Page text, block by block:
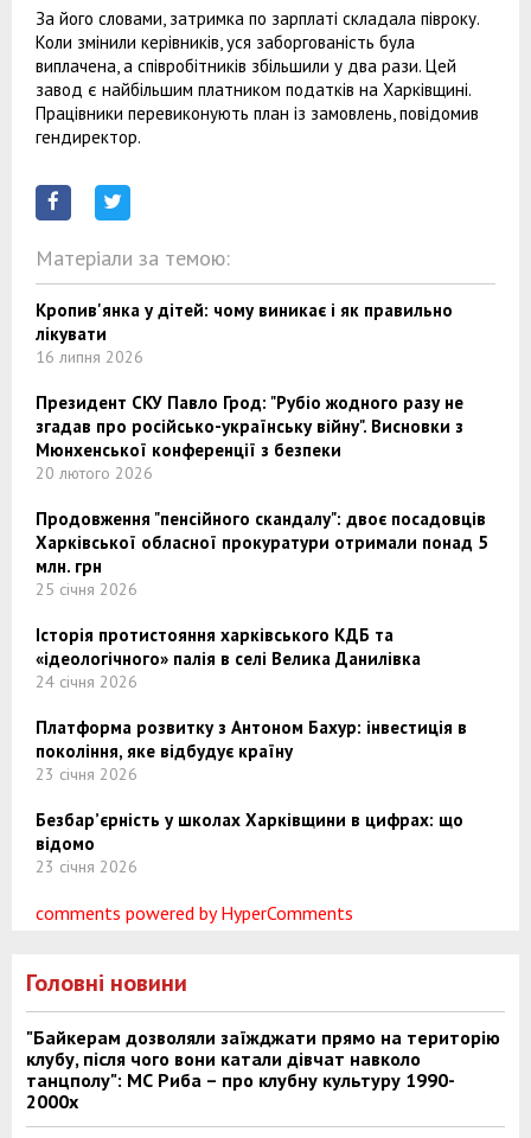
За його словами, затримка по зарплаті складала півроку.
Коли змінили керівників, уся заборгованість була
виплачена, а співробітників збільшили у два рази. Цей
завод є найбільшим платником податків на Харківщині.
Працівники перевиконують план із замовлень, повідомив
гендиректор.
Матеріали за темою:
Кропив'янка у дітей: чому виникає і як правильно
лікувати
16 липня 2026
Президент СКУ Павло Грод: "Рубіо жодного разу не
згадав про російсько-українську війну". Висновки з
Мюнхенської конференції з безпеки
20 лютого 2026
Продовження "пенсійного скандалу": двоє посадовців
Харківської обласної прокуратури отримали понад 5
млн. грн
25 січня 2026
Історія протистояння харківського КДБ та
«ідеологічного» палія в селі Велика Данилівка
24 січня 2026
Платформа розвитку з Антоном Бахур: інвестиція в
покоління, яке відбудує країну
23 січня 2026
Безбар’єрність у школах Харківщини в цифрах: що
відомо
23 січня 2026
comments powered by HyperComments
Головні новини
"Байкерам дозволяли заїжджати прямо на територію
клубу, після чого вони катали дівчат навколо
танцполу": МС Риба – про клубну культуру 1990-
2000х